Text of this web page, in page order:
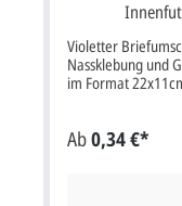
Violetter
Nassklebung und
im Format
Farbe:
Ab0,34 €*